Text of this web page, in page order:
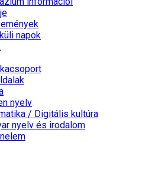
napok
nyelv
/ Digitális kultúra
nyelv és irodalom